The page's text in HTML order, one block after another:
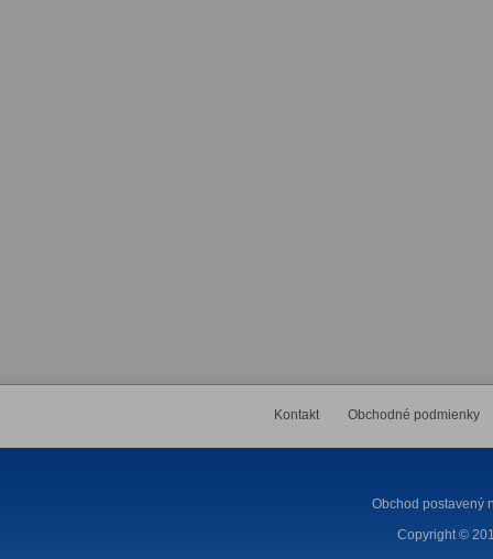
Kontakt Obchodné podmienky
Obchod postavený
Copyright ©